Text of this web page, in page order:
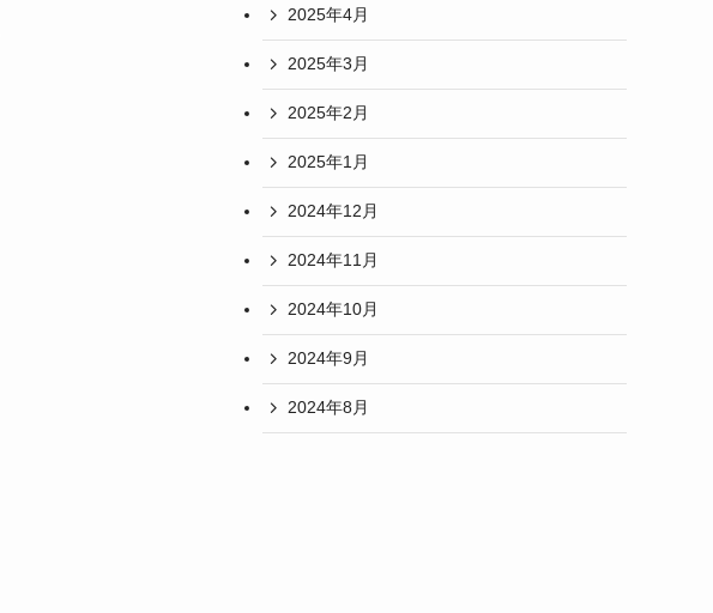
2025年4月
2025年3月
2025年2月
2025年1月
2024年12月
2024年11月
2024年10月
2024年9月
2024年8月